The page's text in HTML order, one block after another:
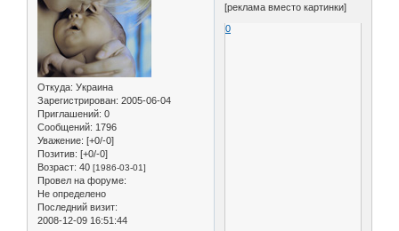
Откуда: Украина
Зарегистрирован: 2005-06-04
Приглашений: 0
Сообщений: 1796
Уважение: [+0/-0]
Позитив: [+0/-0]
Возраст: 40 [1986-03-01]
Провел на форуме:
Не определено
Последний визит:
2008-12-09 16:51:44
[реклама вместо картинки]
0